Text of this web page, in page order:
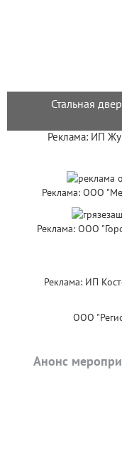
Стальная
Реклама: ИП
Реклама: ООО
Реклама: ООО
Реклама: ИП
ООО
Анонс